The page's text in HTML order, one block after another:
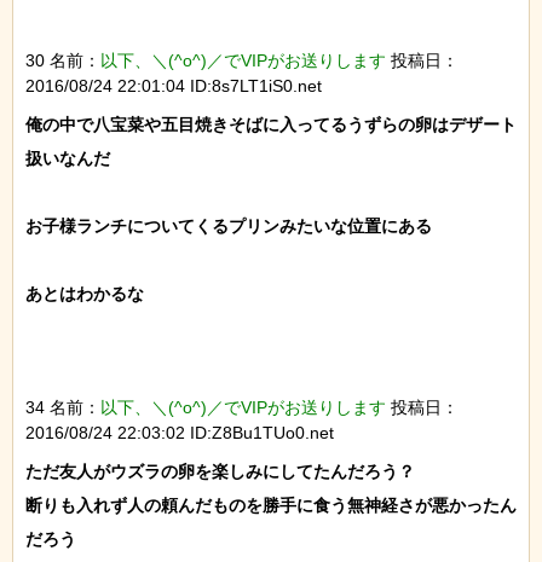
30 名前： 以下、＼(^o^)／でVIPがお送りします 投稿日：
2016/08/24 22:01:04 ID:8s7LT1iS0.net
俺の中で八宝菜や五目焼きそばに入ってるうずらの卵はデザート
扱いなんだ
お子様ランチについてくるプリンみたいな位置にある
あとはわかるな
34 名前： 以下、＼(^o^)／でVIPがお送りします 投稿日：
2016/08/24 22:03:02 ID:Z8Bu1TUo0.net
ただ友人がウズラの卵を楽しみにしてたんだろう？
断りも入れず人の頼んだものを勝手に食う無神経さが悪かったん
だろう